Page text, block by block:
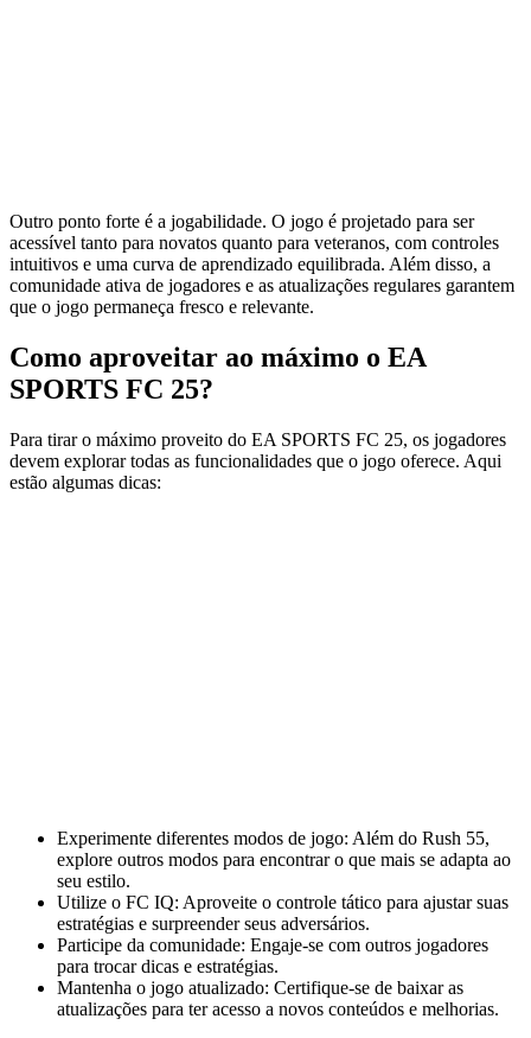
Outro ponto forte é a jogabilidade. O jogo é projetado para ser
acessível tanto para novatos quanto para veteranos, com controles
intuitivos e uma curva de aprendizado equilibrada. Além disso, a
comunidade ativa de jogadores e as atualizações regulares garantem
que o jogo permaneça fresco e relevante.
Como aproveitar ao máximo o EA
SPORTS FC 25?
Para tirar o máximo proveito do EA SPORTS FC 25, os jogadores
devem explorar todas as funcionalidades que o jogo oferece. Aqui
estão algumas dicas:
Experimente diferentes modos de jogo: Além do Rush 55,
explore outros modos para encontrar o que mais se adapta ao
seu estilo.
Utilize o FC IQ: Aproveite o controle tático para ajustar suas
estratégias e surpreender seus adversários.
Participe da comunidade: Engaje-se com outros jogadores
para trocar dicas e estratégias.
Mantenha o jogo atualizado: Certifique-se de baixar as
atualizações para ter acesso a novos conteúdos e melhorias.